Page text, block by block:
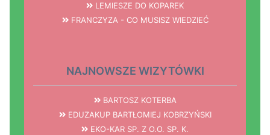
LEMIESZE DO KOPAREK
FRANCZYZA - CO MUSISZ WIEDZIEĆ
NAJNOWSZE WIZYTÓWKI
BARTOSZ KOTERBA
EDUZAKUP BARTŁOMIEJ KOBRZYŃSKI
EKO-KAR SP. Z O.O. SP. K.